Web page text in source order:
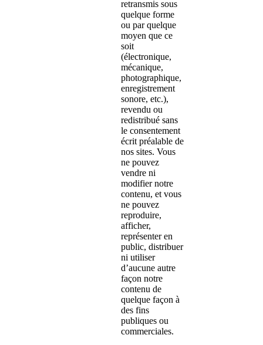
retransmis sous
quelque forme
ou par quelque
moyen que ce
soit
(électronique,
mécanique,
photographique,
enregistrement
sonore, etc.),
revendu ou
redistribué sans
le consentement
écrit préalable de
nos sites. Vous
ne pouvez
vendre ni
modifier notre
contenu, et vous
ne pouvez
reproduire,
afficher,
représenter en
public, distribuer
ni utiliser
d’aucune autre
façon notre
contenu de
quelque façon à
des fins
publiques ou
commerciales.